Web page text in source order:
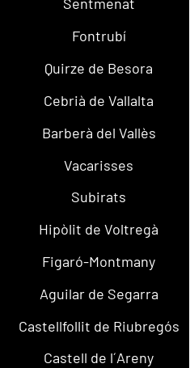
Sentmenat
Fontrubí
Quirze de Besora
Cebrià de Vallalta
Barberà del Vallès
Vacarisses
Subirats
Hipòlit de Voltregà
Figaró-Montmany
Aguilar de Segarra
Castellfollit de Riubregós
Castell de l´Areny